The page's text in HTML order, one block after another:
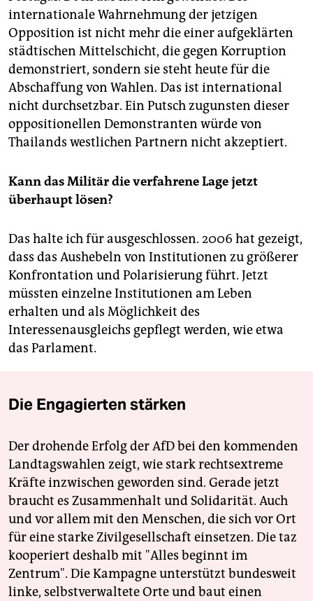
internationale Wahrnehmung der jetzigen
Opposition ist nicht mehr die einer aufgeklärten
städtischen Mittelschicht, die gegen Korruption
demonstriert, sondern sie steht heute für die
Abschaffung von Wahlen. Das ist international
nicht durchsetzbar. Ein Putsch zugunsten dieser
oppositionellen Demonstranten würde von
Thailands westlichen Partnern nicht akzeptiert.
Kann das Militär die verfahrene Lage jetzt
überhaupt lösen?
Das halte ich für ausgeschlossen. 2006 hat gezeigt,
dass das Aushebeln von Institutionen zu größerer
Konfrontation und Polarisierung führt. Jetzt
müssten einzelne Institutionen am Leben
erhalten und als Möglichkeit des
Interessenausgleichs gepflegt werden, wie etwa
das Parlament.
Die Engagierten stärken
Der drohende Erfolg der AfD bei den kommenden
Landtagswahlen zeigt, wie stark rechtsextreme
Kräfte inzwischen geworden sind. Gerade jetzt
braucht es Zusammenhalt und Solidarität. Auch
und vor allem mit den Menschen, die sich vor Ort
für eine starke Zivilgesellschaft einsetzen. Die taz
kooperiert deshalb mit "Alles beginnt im
Zentrum". Die Kampagne unterstützt bundesweit
linke, selbstverwaltete Orte und baut einen